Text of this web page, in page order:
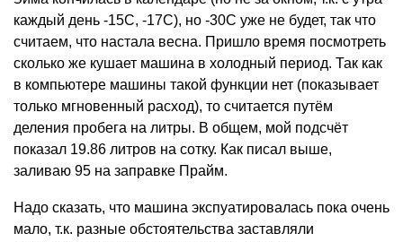
каждый день -15С, -17С), но -30С уже не будет, так что
считаем, что настала весна. Пришло время посмотреть
сколько же кушает машина в холодный период. Так как
в компьютере машины такой функции нет (показывает
только мгновенный расход), то считается путём
деления пробега на литры. В общем, мой подсчёт
показал 19.86 литров на сотку. Как писал выше,
заливаю 95 на заправке Прайм.
Надо сказать, что машина экспуатировалась пока очень
мало, т.к. разные обстоятельства заставляли